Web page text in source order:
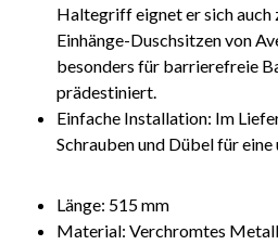
Haltegriff eignet er sich auch
Einhänge-Duschsitzen von
besonders für barrierefreie
prädestiniert.
Einfache Installation: Im
Schrauben und Dübel für
Länge: 515 mm
Material: Verchromtes Metall